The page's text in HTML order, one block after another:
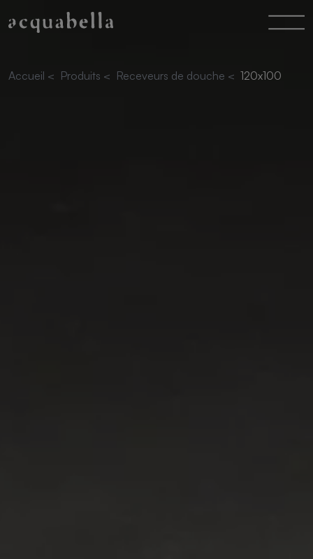
Accueil < Produits < Receveurs de douche < 120x100